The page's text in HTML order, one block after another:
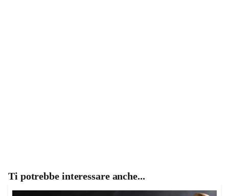
Ti potrebbe interessare anche...